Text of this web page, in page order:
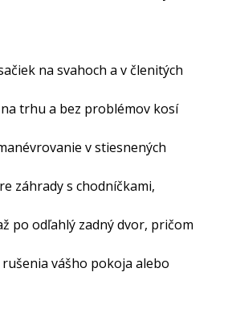
na svahoch a v členitých
trhu a bez problémov kosí
v stiesnených
záhrady s chodníčkami,
po odľahlý zadný dvor, pričom
vášho pokoja alebo